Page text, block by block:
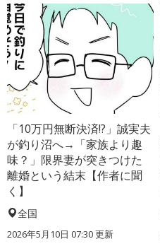
「10万円無断決済!?」誠実夫
が釣り沼へ→「家族より趣
味？」限界妻が突きつけた
離婚という結末【作者に聞
く】
全国
2026年5月10日 07:30 更新